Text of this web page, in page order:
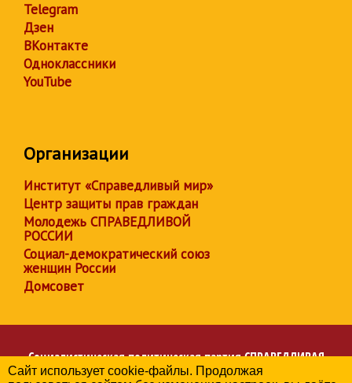
Telegram
Дзен
ВКонтакте
Одноклассники
YouTube
Организации
Институт «Справедливый мир»
Центр защиты прав граждан
Молодежь СПРАВЕДЛИВОЙ
РОССИИ
Социал-демократический союз
женщин России
Домсовет
Социалистическая политическая партияСПРАВЕДЛИВАЯ
РОССИЯ
Сайт использует cookie-файлы. Продолжая